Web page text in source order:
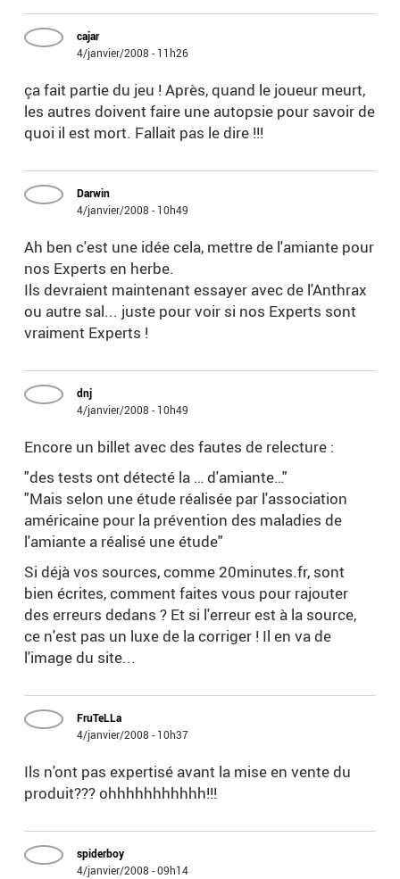
cajar
4/janvier/2008 - 11h26
ça fait partie du jeu ! Après, quand le joueur meurt,
les autres doivent faire une autopsie pour savoir de
quoi il est mort. Fallait pas le dire !!!
Darwin
4/janvier/2008 - 10h49
Ah ben c'est une idée cela, mettre de l'amiante pour
nos Experts en herbe.
Ils devraient maintenant essayer avec de l'Anthrax
ou autre sal... juste pour voir si nos Experts sont
vraiment Experts !
dnj
4/janvier/2008 - 10h49
Encore un billet avec des fautes de relecture :
"des tests ont détecté la … d'amiante…"
"Mais selon une étude réalisée par l'association
américaine pour la prévention des maladies de
l'amiante a réalisé une étude"
Si déjà vos sources, comme 20minutes.fr, sont
bien écrites, comment faites vous pour rajouter
des erreurs dedans ? Et si l'erreur est à la source,
ce n'est pas un luxe de la corriger ! Il en va de
l'image du site...
FruTeLLa
4/janvier/2008 - 10h37
Ils n'ont pas expertisé avant la mise en vente du
produit??? ohhhhhhhhhhh!!!
spiderboy
4/janvier/2008 - 09h14